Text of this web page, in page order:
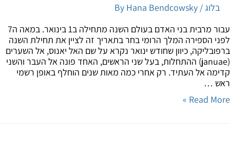
בלוג/ By
Hana Bendcowsky
עבור מרבית בני האדם בעולם השנה מתחילה ב1 בינואר. במאה ה7
הספירה המלך הרומי בחר בתאריך זה לציין את תחילת השנה
כיוון שחודש ינואר נקרא על שם האל יאנוס, אל השערים
(januae) ההתחלות, בעל שני הראשים, האחד פונה אל העבר והשני
אל העתיד. רק אחרי כמה מאות שנים הוחלף באופן רשמי
…
Read